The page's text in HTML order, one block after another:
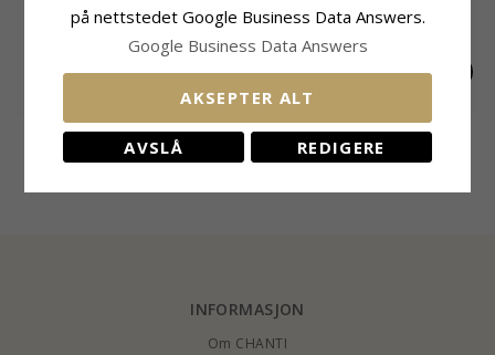
Evig kjærlighet
Aagaard halskjede
med anheng i forgylt
849,-
Evig kjærlighet
halskjede med
621,-
Aagaard kors
halskjede med
anheng i forgylt sølv
CHANTI-pris
INFORMASJON
Om CHANTI
på nettstedet Google Business Data Answers.
Google Business Data Answers
AKSEPTER ALT
AVSLÅ REDIGERE